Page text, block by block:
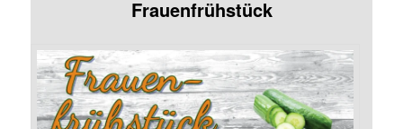
Frauenfrühstück